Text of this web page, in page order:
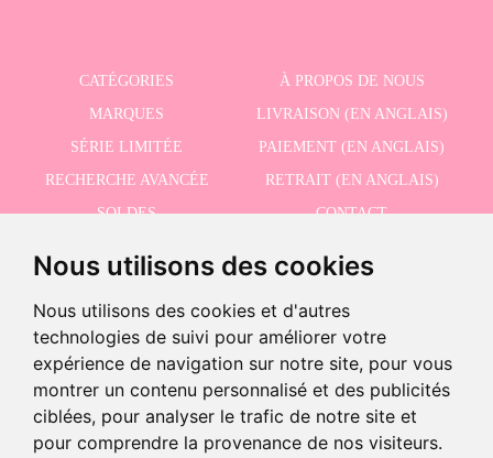
Nous utilisons des cookies
Nous utilisons des cookies et d'autres
technologies de suivi pour améliorer votre
expérience de navigation sur notre site, pour vous
montrer un contenu personnalisé et des publicités
ciblées, pour analyser le trafic de notre site et
pour comprendre la provenance de nos visiteurs.
CATÉGORIES
À PROPOS DE NOUS
MARQUES
LIVRAISON (EN ANGLAIS)
SÉRIE LIMITÉE
PAIEMENT (EN ANGLAIS)
RECHERCHE AVANCÉE
RETRAIT (EN ANGLAIS)
SOLDES
CONTACT
J'accepte la politique de confidentialité